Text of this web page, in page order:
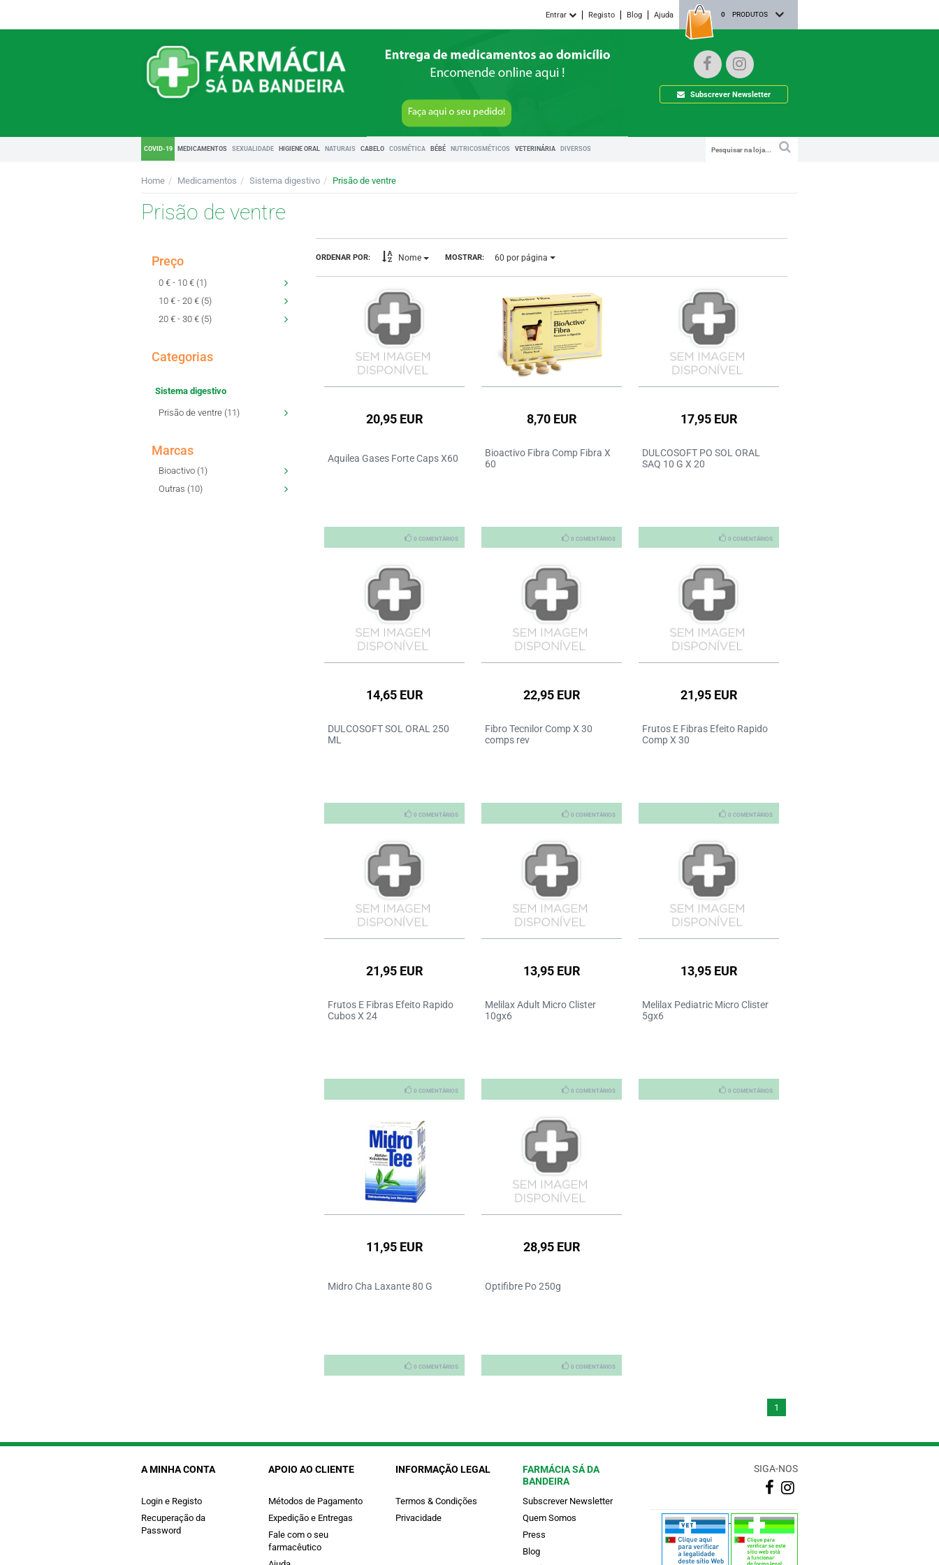
0 PRODUTOS
Entrar Registo Blog Ajuda
Subscrever Newsletter
COVID-19 MEDICAMENTOS SEXUALIDADE HIGIENE ORAL NATURAIS CABELO COSMÉTICA BÉBÉ NUTRICOSMÉTICOS VETERINÁRIA DIVERSOS
Home Medicamentos Sistema digestivo Prisão de ventre
Prisão de ventre
Preço
0 € - 10 € (1)
10 € - 20 € (5)
20 € - 30 € (5)
Categorias
Sistema digestivo
Prisão de ventre (11)
Marcas
Bioactivo (1)
Outras (10)
ORDENAR POR: Nome MOSTRAR: 60 por página
20,95 EUR
Aquilea Gases Forte Caps X60
0 COMENTÁRIOS
8,70 EUR
Bioactivo Fibra Comp Fibra X
60
0 COMENTÁRIOS
17,95 EUR
DULCOSOFT PO SOL ORAL
SAQ 10 G X 20
0 COMENTÁRIOS
14,65 EUR
DULCOSOFT SOL ORAL 250
ML
0 COMENTÁRIOS
22,95 EUR
Fibro Tecnilor Comp X 30
comps rev
0 COMENTÁRIOS
21,95 EUR
Frutos E Fibras Efeito Rapido
Comp X 30
0 COMENTÁRIOS
21,95 EUR
Frutos E Fibras Efeito Rapido
Cubos X 24
0 COMENTÁRIOS
13,95 EUR
Melilax Adult Micro Clister
10gx6
0 COMENTÁRIOS
13,95 EUR
Melilax Pediatric Micro Clister
5gx6
0 COMENTÁRIOS
11,95 EUR
Midro Cha Laxante 80 G
0 COMENTÁRIOS
28,95 EUR
Optifibre Po 250g
0 COMENTÁRIOS
1
A MINHA CONTA
Login e Registo
Recuperação da
Password
APOIO AO CLIENTE
Métodos de Pagamento
Expedição e Entregas
Fale com o seu
farmacêutico
INFORMAÇÃO LEGAL
Termos & Condições
Privacidade
FARMÁCIA SÁ DA
BANDEIRA
Subscrever Newsletter
Quem Somos
Press
Blog
SIGA-NOS